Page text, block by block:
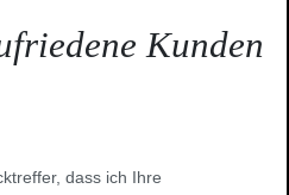
Kunden
dass ich Ihre